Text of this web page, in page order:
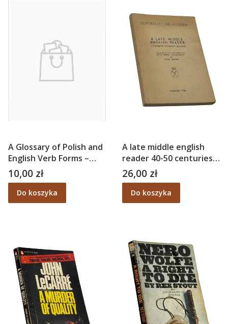
A Glossary of Polish and
English Verb Forms –
Stanisław P. Kaczmarski
Cena
10,00 zł
Do koszyka
A late middle english
reader 40-50 centuries –
Ruta Sikora
Cena
26,00 zł
Do koszyka